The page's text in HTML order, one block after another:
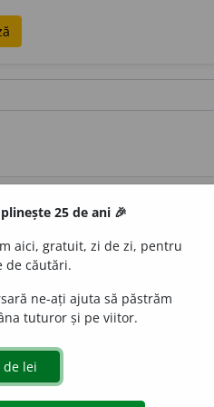
de dificultăți. – Dinfr.
Culturală.
25 de ani 🎉
aici, gratuit, zi de zi, pentru
de căutări.
ne-ați ajuta să păstrăm
tuturor și pe viitor.